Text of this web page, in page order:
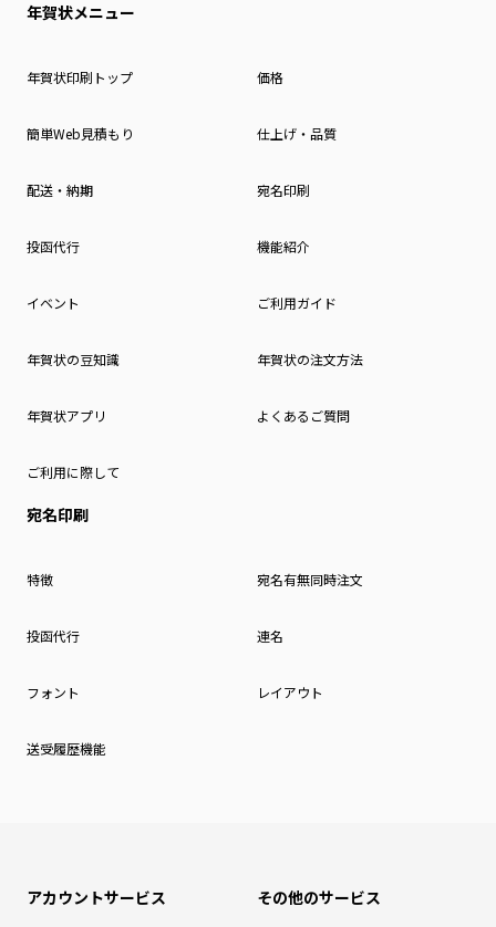
年賀状メニュー
年賀状印刷トップ 価格
簡単Web見積もり 仕上げ・品質
配送・納期 宛名印刷
投函代行 機能紹介
イベント ご利用ガイド
年賀状の豆知識 年賀状の注文方法
年賀状アプリ よくあるご質問
ご利用に際して
宛名印刷
特徴 宛名有無同時注文
投函代行 連名
フォント レイアウト
送受履歴機能
アカウントサービス その他のサービス